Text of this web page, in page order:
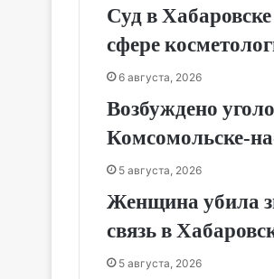
Суд в
сфере
6 августа, 2026
Возбуждено
5 августа, 2026
Женщина убила
связь в
5 августа, 2026